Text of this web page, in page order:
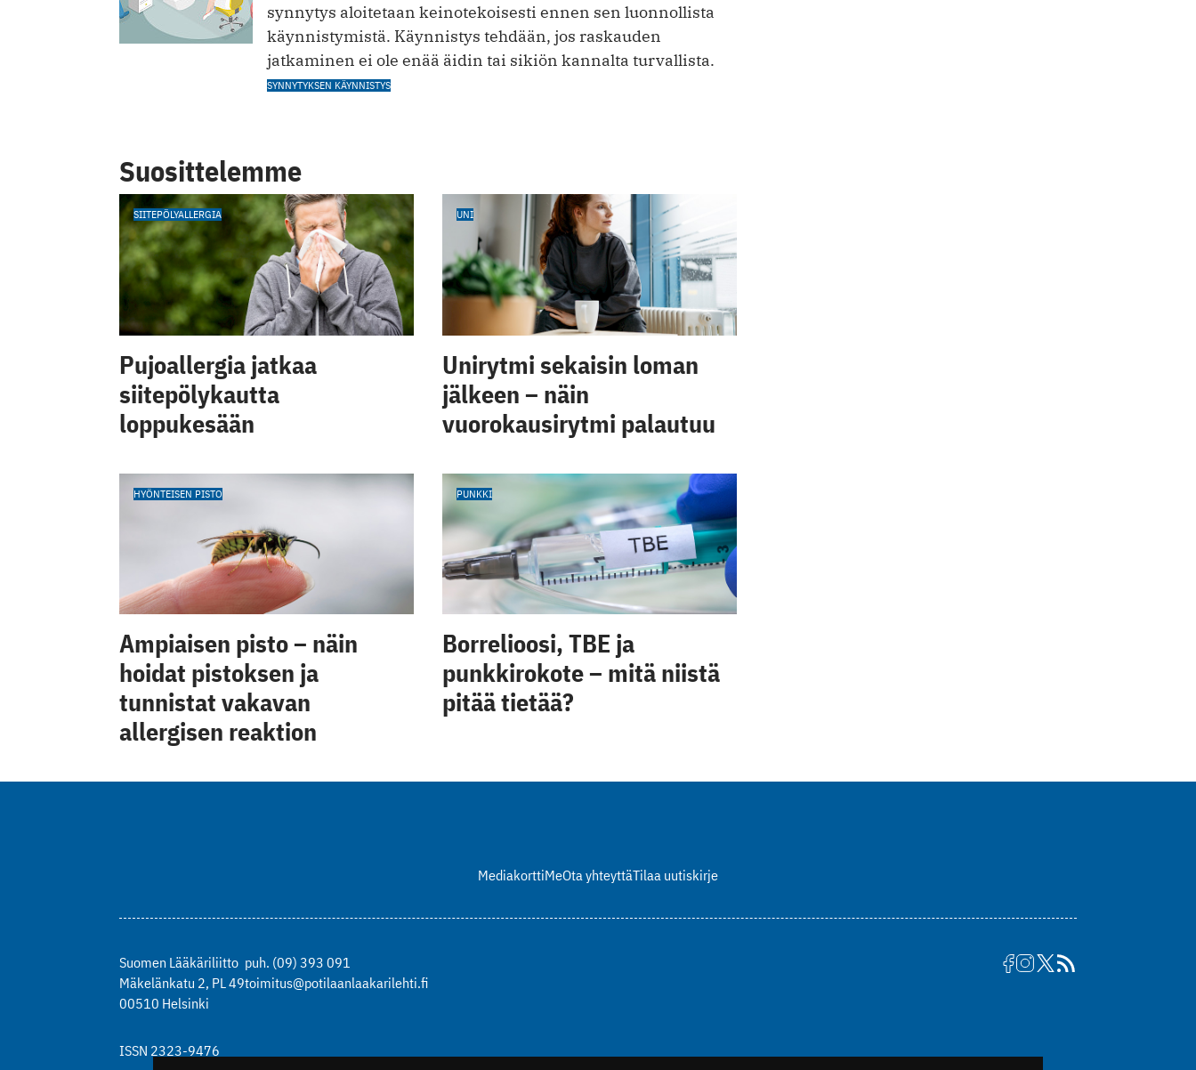
synnytys aloitetaan keinotekoisesti ennen sen luonnollista
käynnistymistä. Käynnistys tehdään, jos raskauden
jatkaminen ei ole enää äidin tai sikiön kannalta turvallista.
SYNNYTYKSEN KÄYNNISTYS
Suosittelemme
SIITEPÖLYALLERGIA
Pujoallergia jatkaa
siitepölykautta
loppukesään
UNI
Unirytmi sekaisin loman
jälkeen – näin
vuorokausirytmi palautuu
HYÖNTEISEN PISTO
Ampiaisen pisto – näin
hoidat pistoksen ja
tunnistat vakavan
allergisen reaktion
PUNKKI
Borrelioosi, TBE ja
punkkirokote – mitä niistä
pitää tietää?
MediakorttiMeOta yhteyttäTilaa uutiskirje
Suomen Lääkäriliitto
Mäkelänkatu 2, PL 49
00510 Helsinki
puh. (09) 393 091
toimitus@potilaanlaakarilehti.fi
ISSN 2323-9476